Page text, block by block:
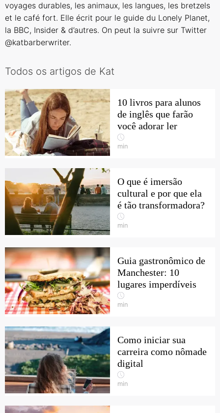
voyages durables, les animaux, les langues, les bretzels
et le café fort. Elle écrit pour le guide du Lonely Planet,
la BBC, Insider & d’autres. On peut la suivre sur Twitter
@katbarberwriter.
Todos os artigos de Kat
10 livros para alunos
de inglês que farão
você adorar ler
min
O que é imersão
cultural e por que ela
é tão transformadora?
min
Guia gastronômico de
Manchester: 10
lugares imperdíveis
min
Como iniciar sua
carreira como nômade
digital
min